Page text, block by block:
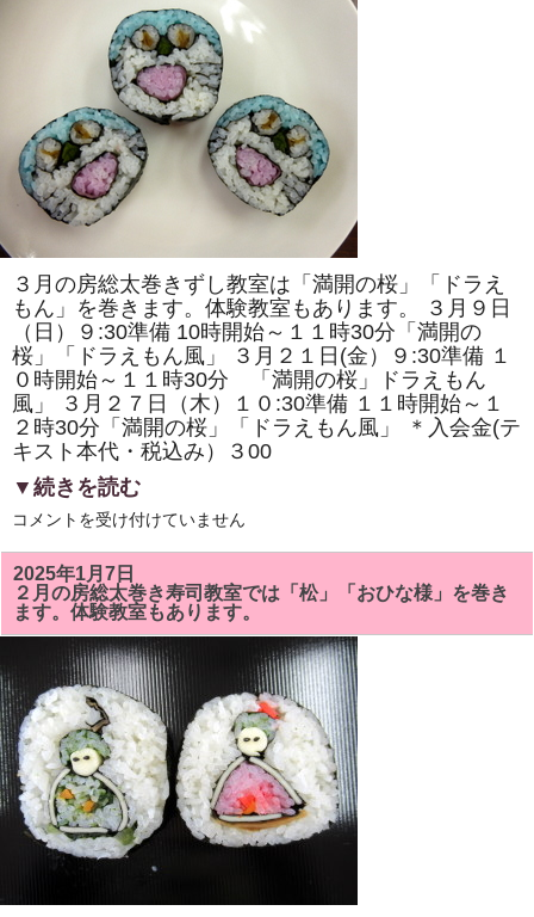
「正
ち
ゃ
ん」
ま
す。
体
験
教
室
も
あ
り
ま
す。
は
３月の房総太巻きずし教室は「満開の桜」「ドラえ
もん」を巻きます。体験教室もあります。 ３月９日
（日）９:30準備 10時開始～１１時30分「満開の
桜」「ドラえもん風」 ３月２１日(金）９:30準備 １
０時開始～１１時30分 「満開の桜」ドラえもん
風」 ３月２７日（木）１０:30準備 １１時開始～１
２時30分「満開の桜」「ドラえもん風」 ＊入会金(テ
キスト本代・税込み）３00
▼続きを読む
3
の
房
総
太
巻
き
教
室
で
は
「満
開
の
桜」
「ド
ラ
風」
コメントを受け付けていません
2025年1月7日
２月の房総太巻き寿司教室では「松」「おひな様」を巻き
ます。体験教室もあります。